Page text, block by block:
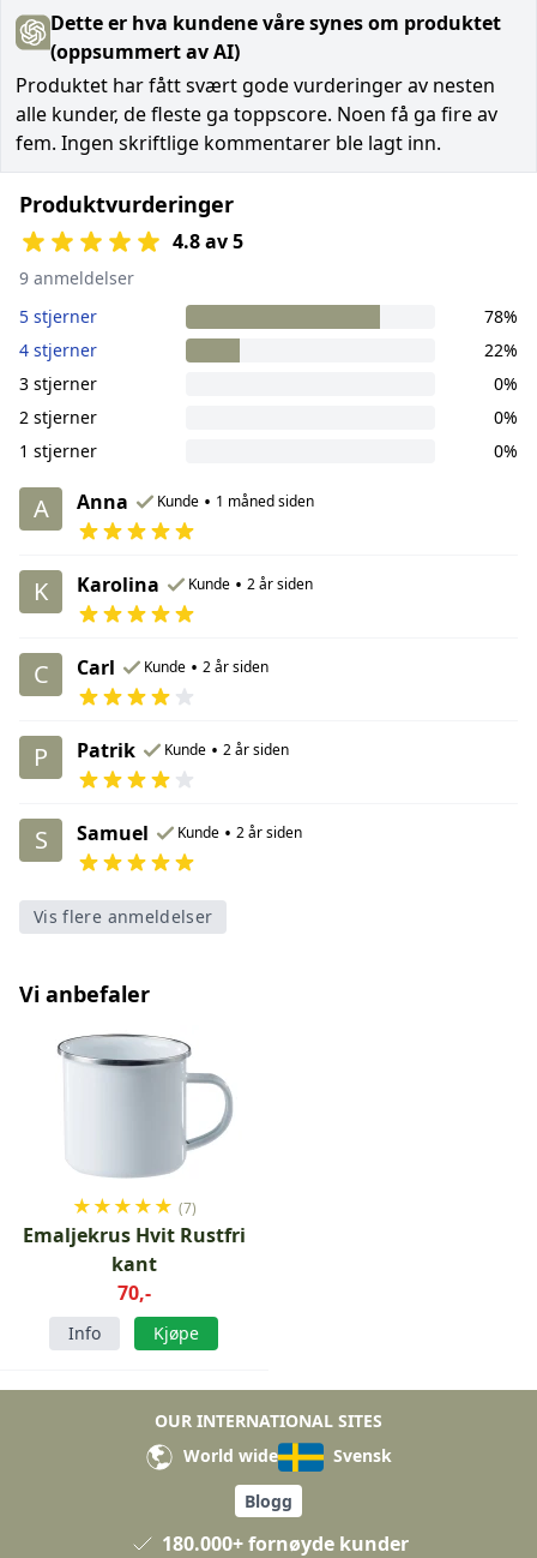
Dette er hva kundene våre synes om produktet
(oppsummert av AI)
Produktet har fått svært gode vurderinger av nesten
alle kunder, de fleste ga toppscore. Noen få ga fire av
fem. Ingen skriftlige kommentarer ble lagt inn.
Produktvurderinger
4.8 av 5
9 anmeldelser
5 stjerner
78%
4 stjerner
22%
3 stjerner
0%
2 stjerner
0%
1 stjerner
0%
A Anna Kunde • 1 måned siden
K Karolina Kunde • 2 år siden
C Carl Kunde • 2 år siden
P Patrik Kunde • 2 år siden
S Samuel Kunde • 2 år siden
Vis flere anmeldelser
Vi anbefaler
★★★★★ (7)
Emaljekrus Hvit Rustfri
kant
70,-
Info Kjøpe
OUR INTERNATIONAL SITES
World wide
Svensk
Blogg
180.000+ fornøyde kunder